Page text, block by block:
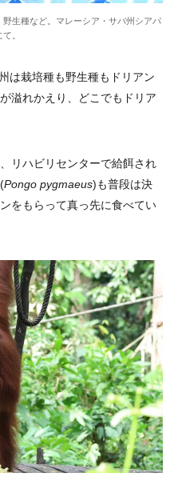
生種など。マレーシア・サバ州シアパ
。
は栽培種も野生種もドリアン
溢れかえり、どこでもドリア
リハビリセンターで給餌され
Pongo pygmaeus)も普段は決
をもらって真っ先に食べてい